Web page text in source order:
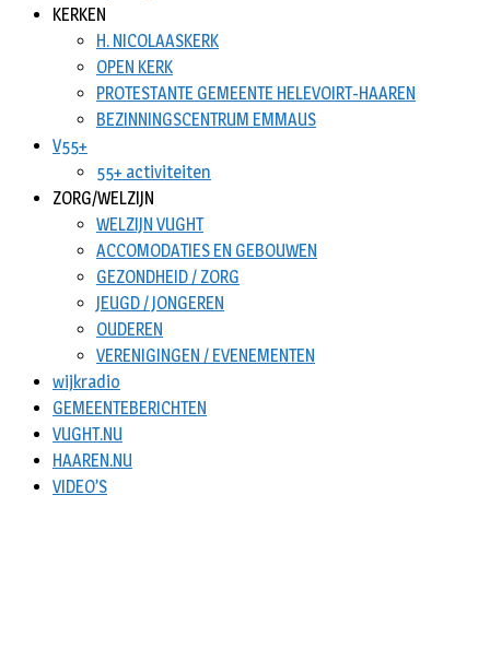
KERKEN
H. NICOLAASKERK
OPEN KERK
PROTESTANTE GEMEENTE HELEVOIRT-HAAREN
BEZINNINGSCENTRUM EMMAUS
V55+
55+ activiteiten
ZORG/WELZIJN
WELZIJN VUGHT
ACCOMODATIES EN GEBOUWEN
GEZONDHEID / ZORG
JEUGD / JONGEREN
OUDEREN
VERENIGINGEN / EVENEMENTEN
wijkradio
GEMEENTEBERICHTEN
VUGHT.NU
HAAREN.NU
VIDEO’S